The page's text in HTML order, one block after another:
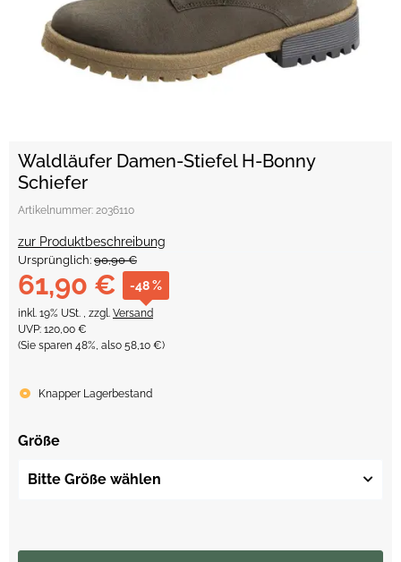
Waldläufer Damen-Stiefel H-Bonny
Schiefer
Artikelnummer: 2036110
zur Produktbeschreibung
Ursprünglich: 90,90 €
61,90 € -48 %
inkl. 19% USt. , zzgl. Versand
UVP: 120,00 €
(Sie sparen 48%, also 58,10 €)
Knapper Lagerbestand
Größe
Bitte Größe wählen